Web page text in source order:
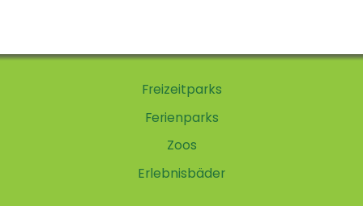
Freizeitparks
Ferienparks
Zoos
Erlebnisbäder